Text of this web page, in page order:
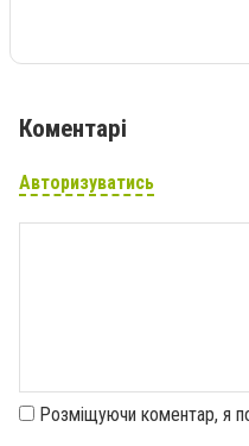
Коментарі
Авторизуватись
Розміщуючи коментар, я